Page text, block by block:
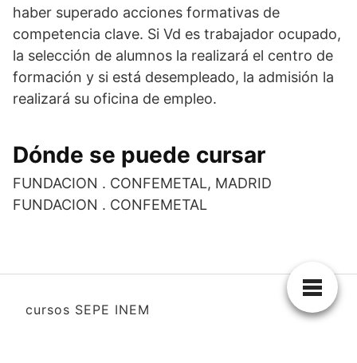
haber superado acciones formativas de
competencia clave. Si Vd es trabajador ocupado,
la selección de alumnos la realizará el centro de
formación y si está desempleado, la admisión la
realizará su oficina de empleo.
Dónde se puede cursar
FUNDACION . CONFEMETAL, MADRID
FUNDACION . CONFEMETAL
cursos SEPE INEM